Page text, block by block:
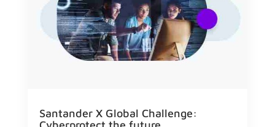
Santander X Global Challenge: